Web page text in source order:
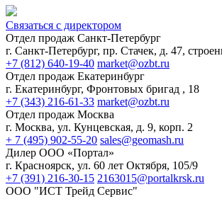
Связаться с директором
Отдел продаж Санкт-Петербург
г. Санкт-Петербург, пр. Стачек, д. 47,
+7 (812) 640-19-40 market@ozbt.ru
Отдел продаж Екатеринбург
г. Екатеринбург, Фронтовых бригад , 18
+7 (343) 216-61-33 market@ozbt.ru
Отдел продаж Москва
г. Москва, ул. Кунцевская, д. 9, корп. 2
+ 7 (495) 902-55-20 sales@geomash.ru
Дилер ООО «Портал»
г. Красноярск, ул. 60 лет Октября, 105/9
+7 (391) 216-30-15 2163015@portalkrsk.ru
ООО "ИСТ Трейд Сервис"